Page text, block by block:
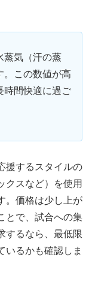
蒸気（汗の蒸
。この数値が高
時間快適に過ご
援するスタイルの
クスなど）を使用
。価格は少し上が
とで、試合への集
するなら、最低限
いるかも確認しま